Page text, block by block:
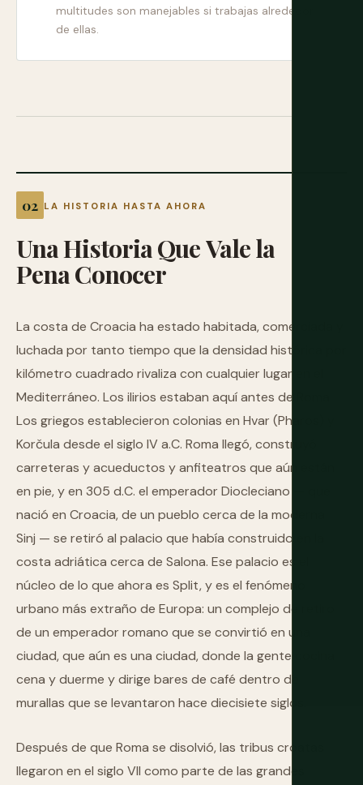
multitudes son manejables si trabajas alrededor
de ellas.
LA HISTORIA HASTA AHORA
UnaHistoriaQueValela
PenaConocer
La costa de Croacia ha estado habitada, comerciada y
luchada por tanto tiempo que la densidad histórica por
kilómetro cuadrado rivaliza con cualquier lugar en el
Mediterráneo. Los ilirios estaban aquí antes de Roma.
Los griegos establecieron colonias en Hvar (Pharos) y
Korčula desde el siglo IV a.C. Roma llegó, construyó
carreteras y acueductos y anfiteatros que aún están
en pie, y en 305 d.C. el emperador Diocleciano — que
nació en Croacia, de un pueblo cerca de la moderna
Sinj — se retiró al palacio que había construido en la
costa adriática cerca de Salona. Ese palacio es el
núcleo de lo que ahora es Split, y es el fenómeno
urbano más extraño de Europa: un complejo de retiro
de un emperador romano que se convirtió en una
ciudad, que aún es una ciudad, donde la gente cocina
cena y duerme y dirige bares de café dentro de
murallas que se levantaron hace diecisiete siglos.
Después de que Roma se disolvió, las tribus croatas
llegaron en el siglo VII como parte de las grandes